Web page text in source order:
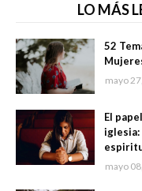
LO MÁS
52
mayo
El
iglesia:
mayo